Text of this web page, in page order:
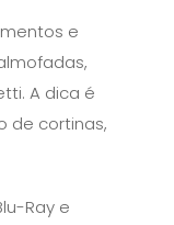
e
A dica é
de cortinas,
Ray e